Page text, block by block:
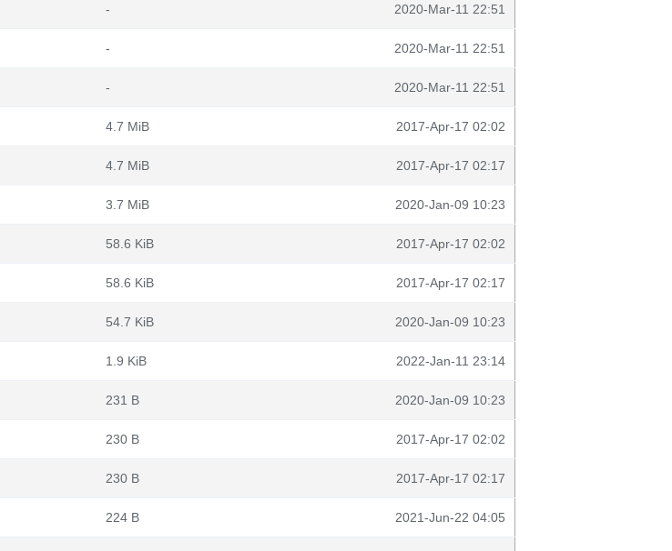
- 2020-Mar-11 22:51
- 2020-Mar-11 22:51
- 2020-Mar-11 22:51
4.7 MiB 2017-Apr-17 02:02
4.7 MiB 2017-Apr-17 02:17
3.7 MiB 2020-Jan-09 10:23
58.6 KiB 2017-Apr-17 02:02
58.6 KiB 2017-Apr-17 02:17
54.7 KiB 2020-Jan-09 10:23
1.9 KiB 2022-Jan-11 23:14
231 B 2020-Jan-09 10:23
230 B 2017-Apr-17 02:02
230 B 2017-Apr-17 02:17
224 B 2021-Jun-22 04:05